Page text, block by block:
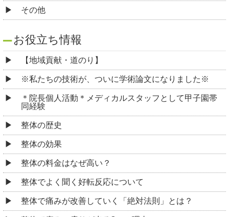
その他
お役立ち情報
【地域貢献・道のり】
※私たちの技術が、ついに学術論文になりました※
＊院長個人活動＊メディカルスタッフとして甲子園帯
同経験
整体の歴史
整体の効果
整体の料金はなぜ高い？
整体でよく聞く好転反応について
整体で痛みが改善していく「絶対法則」とは？